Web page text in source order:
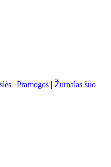
| Pramogos | Žurnalas šuo